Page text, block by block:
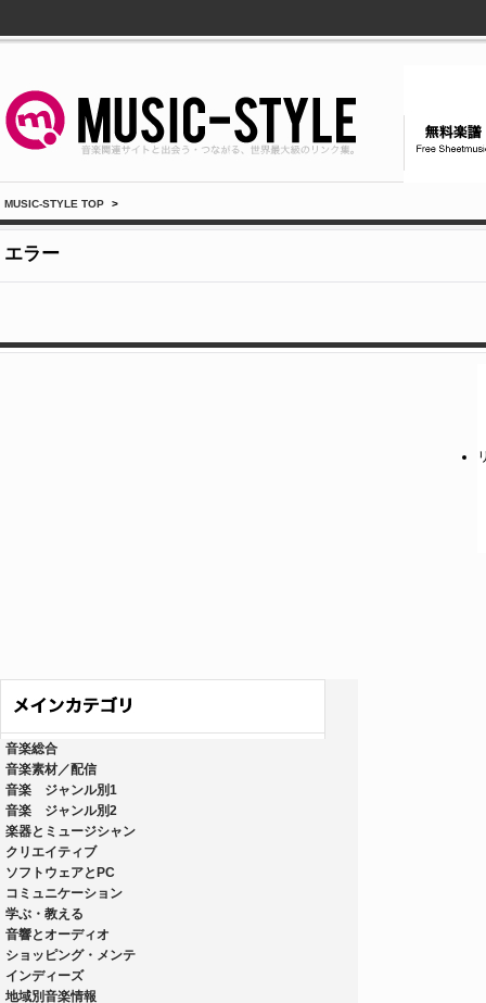
MUSIC-STYLE TOP >
エラー
音楽総合
音楽素材／配信
音楽 ジャンル別1
音楽 ジャンル別2
楽器とミュージシャン
クリエイティブ
ソフトウェアとPC
コミュニケーション
学ぶ・教える
音響とオーディオ
ショッピング・メンテ
インディーズ
地域別音楽情報